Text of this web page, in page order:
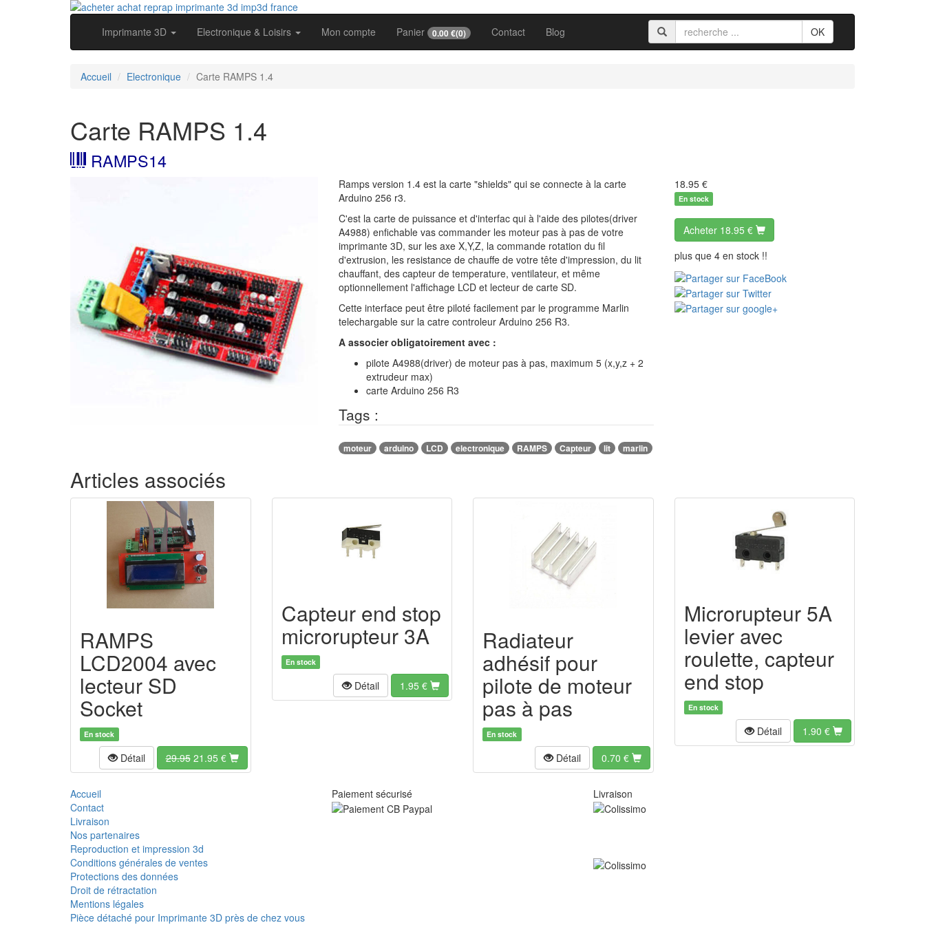
Imprimante 3D Electronique & Loisirs Mon compte Panier 0.00 €(0) Contact Blog OK
Accueil Electronique Carte RAMPS 1.4
Carte RAMPS 1.4
RAMPS14
Ramps version 1.4 est la carte "shields" qui se connecte à la carte
Arduino 256 r3.
C'est la carte de puissance et d'interfac qui à l'aide des pilotes(driver
A4988) enfichable vas commander les moteur pas à pas de votre
imprimante 3D, sur les axe X,Y,Z, la commande rotation du fil
d'extrusion, les resistance de chauffe de votre tête d'impression, du lit
chauffant, des capteur de temperature, ventilateur, et même
optionnellement l'affichage LCD et lecteur de carte SD.
Cette interface peut être piloté facilement par le programme Marlin
telechargable sur la catre controleur Arduino 256 R3.
A associer obligatoirement avec :
pilote A4988(driver) de moteur pas à pas, maximum 5 (x,y,z + 2
extrudeur max)
carte Arduino 256 R3
Tags :
moteur arduino LCD electronique RAMPS Capteur lit marlin
18.95 €
En stock
Acheter 18.95 €
plus que 4 en stock !!
Articles associés
RAMPS
LCD2004 avec
lecteur SD
Socket
En stock
Détail 29.95 21.95 €
Capteur end stop
microrupteur 3A
En stock
Détail 1.95 €
Radiateur
adhésif pour
pilote de moteur
pas à pas
En stock
Détail 0.70 €
Microrupteur 5A
levier avec
roulette, capteur
end stop
En stock
Détail 1.90 €
Accueil
Contact
Livraison
Nos partenaires
Reproduction et impression 3d
Conditions générales de ventes
Protections des données
Droit de rétractation
Mentions légales
Pièce détaché pour Imprimante 3D près de chez vous
Paiement sécurisé Livraison